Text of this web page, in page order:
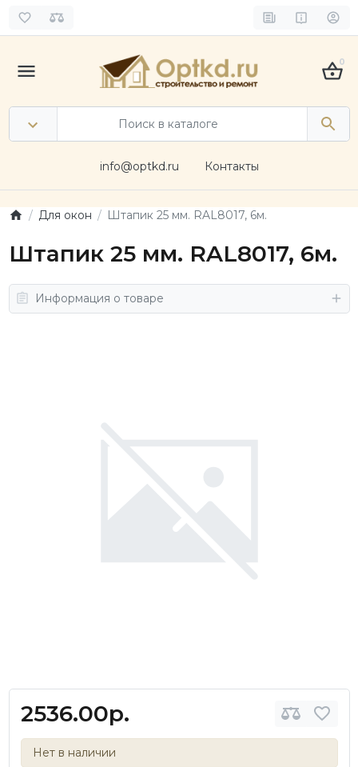
0
info@optkd.ru Контакты
Для окон Штапик 25 мм. RAL8017, 6м.
Штапик 25 мм. RAL8017, 6м.
Информация о товаре
2536.00р.
Нет в наличии